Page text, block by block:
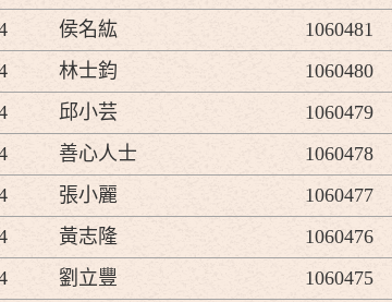
侯名紘 1060481
林士鈞 1060480
邱小芸 1060479
善心人士 1060478
張小麗 1060477
黃志隆 1060476
劉立豐 1060475